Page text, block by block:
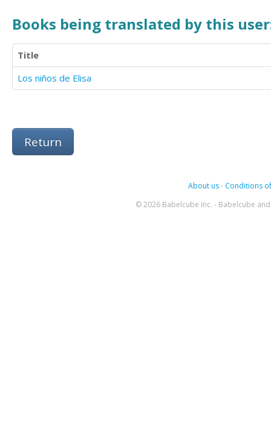
Books being translated by this
Title
Los niños de Elisa
Return
About us- Conditions
© 2026 Babelcube Inc. - Babelcube